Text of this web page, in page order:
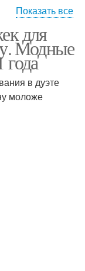
волосы
волосы
Показать все
для
Модные
в дуэте
моложе